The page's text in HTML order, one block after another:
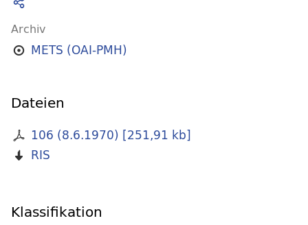
Archiv
METS (OAI-PMH)
Dateien
106 (8.6.1970) [251,91 kb]
RIS
Klassifikation